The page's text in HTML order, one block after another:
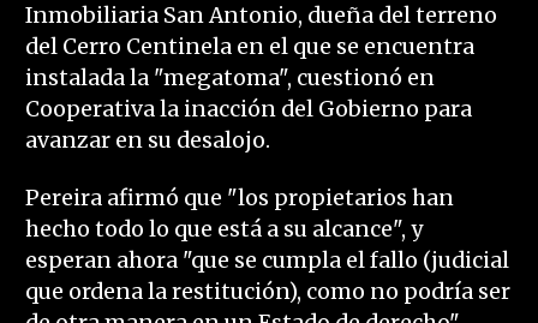
Inmobiliaria San Antonio, dueña del terreno
del Cerro Centinela en el que se encuentra
instalada la "megatoma", cuestionó en
Cooperativa la inacción del Gobierno para
avanzar en su desalojo.
Pereira afirmó que "los propietarios han
hecho todo lo que está a su alcance", y
esperan ahora "que se cumpla el fallo (judicial
que ordena la restitución), como no podría ser